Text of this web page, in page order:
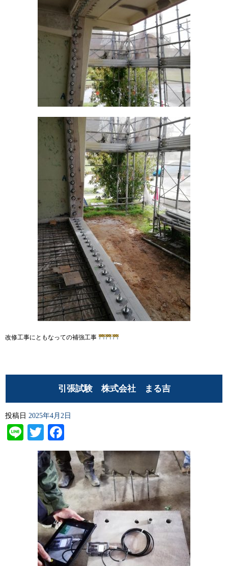
改修工事にともなっての補強工事
引張試験 株式会社 まる吉
投稿日 2025年4月2日
LineTwitter